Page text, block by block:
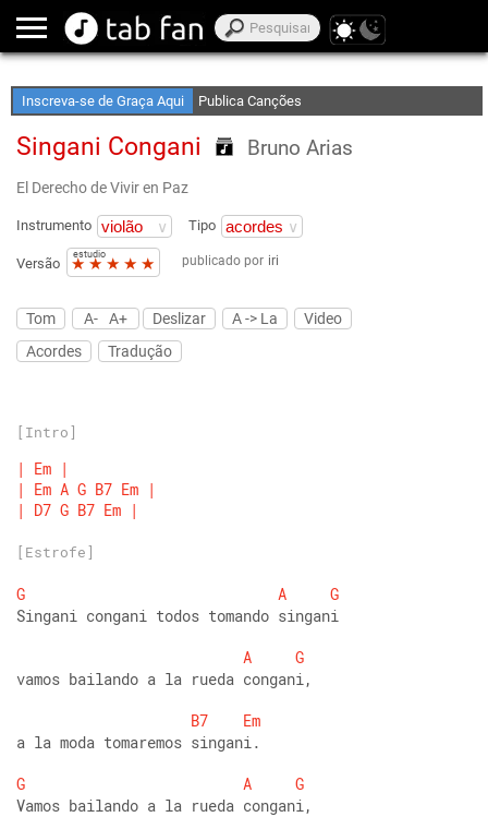
Inscreva-se de Graça Aqui Publica Canções
Singani Congani Bruno Arias
El Derecho de Vivir en Paz
Instrumento Tipo
Versão
estudio
★ ★ ★ ★ ★ publicado por iri
Tom A- A+ Deslizar A -> La
Video
Acordes
Tradução
[Intro]
| Em |
|
Em A G B7 Em |
|
D7 G B7 Em |
[Estrofe]
G A
G
Singani congani todos tomando singani
A
G
vamos bailando a la rueda congani,
B7
Em
a la moda tomaremos singani.
G
A
G
Vamos bailando a la rueda congani,